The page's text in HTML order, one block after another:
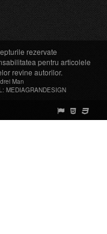
rezervate
pentru articolele
revine autorilor.
Man
: MEDIAGRANDESIGN